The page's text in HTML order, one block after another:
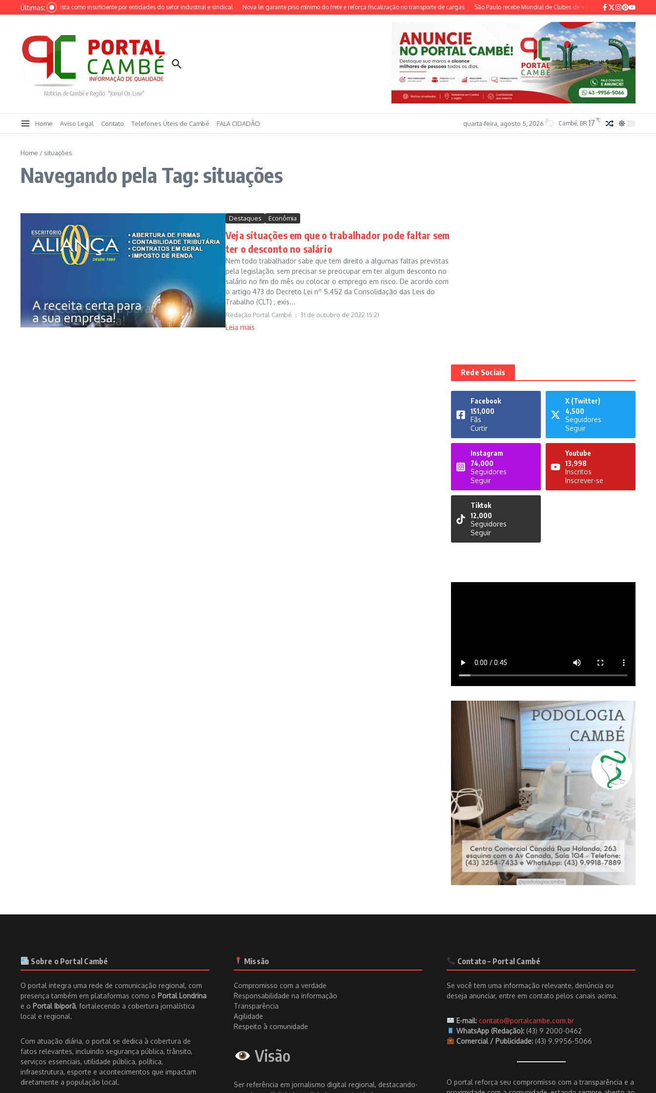
Ir para o conteúdo
Últimas:
da Selic é vista como insuficiente por entidades do setor industrial e sindical Nova lei garante piso mínimo do frete e reforça fiscalização no transporte de cargas São Paulo recebe Mundial de Clubes de Vôlei Feminino pela quarta vez
Notícias de Cambé e Região. "Jornal On-Line"
Home Aviso Legal Contato Telefones Úteis de Cambé FALA CIDADÃO quarta-feira, agosto 5, 2026 Cambé, BR 17 °C
Home / situações
Navegando pela Tag: situações
Destaques Econômia
Veja situações em que o trabalhador pode faltar sem
ter o desconto no salário
Nem todo trabalhador sabe que tem direito a algumas faltas previstas
pela legislação, sem precisar se preocupar em ter algum desconto no
salário no fim do mês ou colocar o emprego em risco. De acordo com
o artigo 473 do Decreto Lei nº 5.452 da Consolidação das Leis do
Trabalho (CLT) , exis...
Redação Portal Cambé 31 de outubro de 2022 15:21
Leia mais
Rede Sociais
Facebook
151,000
Fãs
Curtir
X (Twitter)
4,500
Seguidores
Seguir
Instagram
74,000
Seguidores
Seguir
Youtube
13,998
Inscritos
Inscrever-se
Tiktok
12,000
Seguidores
Seguir
Sobre o Portal Cambé
O portal integra uma rede de comunicação regional, com
presença também em plataformas como o Portal Londrina
e o Portal Ibiporã, fortalecendo a cobertura jornalística
local e regional.
Com atuação diária, o portal se dedica à cobertura de
fatos relevantes, incluindo segurança pública, trânsito,
serviços essenciais, utilidade pública, política,
infraestrutura, esporte e acontecimentos que impactam
diretamente a população local.
Missão
Compromisso com a verdade
Responsabilidade na informação
Transparência
Agilidade
Respeito à comunidade
Visão
Ser referência em jornalismo digital regional, destacando-
Contato – Portal Cambé
Se você tem uma informação relevante, denúncia ou
deseja anunciar, entre em contato pelos canais acima.
E-mail: contato@portalcambe.com.br
WhatsApp (Redação): (43) 9 2000-0462
Comercial / Publicidade: (43) 9.9956-5066
O portal reforça seu compromisso com a transparência e a